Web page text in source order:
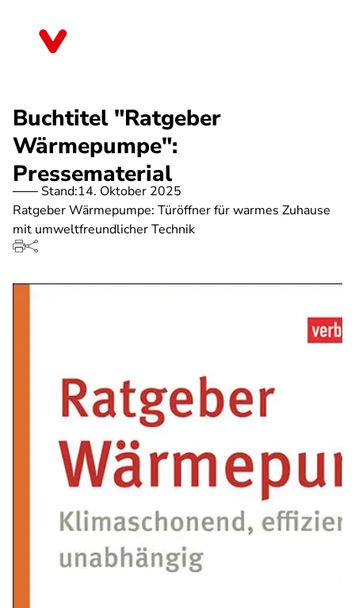
Buchtitel "Ratgeber
Wärmepumpe":
Pressematerial
Stand:14. Oktober 2025
Ratgeber Wärmepumpe: Türöffner für warmes Zuhause
mit umweltfreundlicher Technik